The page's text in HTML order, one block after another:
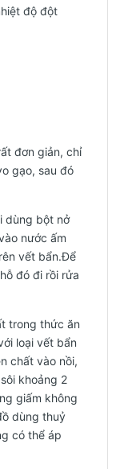
độ đột
đơn giản, chỉ
gạo, sau đó
dùng bột nở
nước ấm
vết bẩn.Để
đó đi rồi rửa
trong thức ăn
loại vết bẩn
chất vào nồi,
khoảng 2
giấm không
dùng thuỷ
có thể áp